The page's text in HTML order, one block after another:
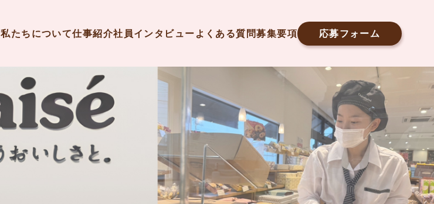
私たちについて仕事紹介社員インタビュー よくある質問募集要項 応募フォーム